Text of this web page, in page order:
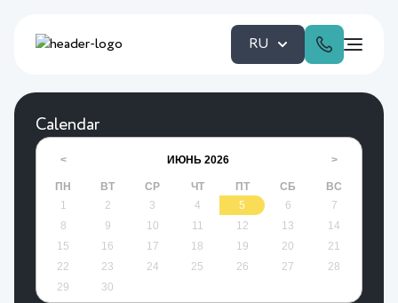
RU
Calendar
< ИЮНЬ 2026 >
ПН ВТ СР ЧТ ПТ СБ
ВС
1
2 3 4 5 6
7
8
9 10 11 12 13
14
15
16 17 18 19 20
21
22
23 24 25 26 27
28
29
30